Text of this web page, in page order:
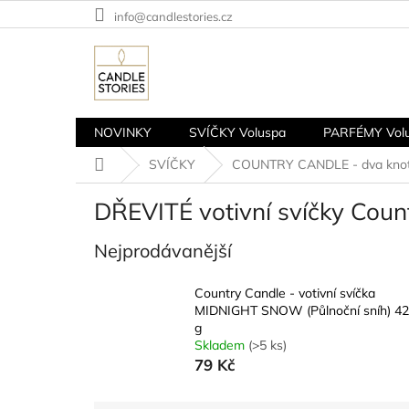
na
info@candlestories.cz
NOVINKY SVÍČKY Voluspa PARFÉMY
Domů
SVÍČKY COUNTRY CANDLE - dva
DŘEVITÉ votivní svíčky
Nejprodávanější
Country Candle - votivní svíčka
MIDNIGHT SNOW (Půlnoční sníh) 42
g
Skladem (>5 ks)
79 Kč